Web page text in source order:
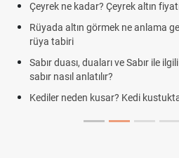
Kravat nasıl bağlanır? En
Cemre düştü mü? Kış
demek
Rüyada kedi görmek en
Evde çilek reçeli nasıl
tarifi